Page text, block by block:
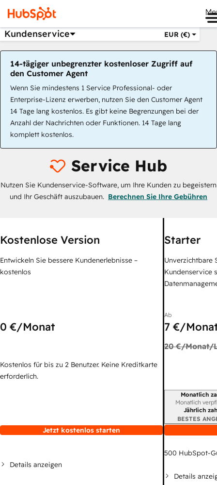
Kundenservice EUR (€)
14-tägiger unbegrenzter kostenloser Zugriff auf
den Customer Agent
Wenn Sie mindestens 1 Service Professional- oder
Enterprise-Lizenz erwerben, nutzen Sie den Customer Agent
14 Tage lang kostenlos. Es gibt keine Begrenzungen bei der
Anzahl der Nachrichten oder Funktionen. 14 Tage lang
komplett kostenlos.
Service Hub
Nutzen Sie Kundenservice-Software, um Ihre Kunden zu begeistern
und Ihr Geschäft auszubauen. Berechnen Sie Ihre Gebühren
Kostenlose Version
Entwickeln Sie bessere Kundenerlebnisse –
kostenlos
0 €/Monat
Kostenlos für bis zu 2 Benutzer. Keine Kreditkarte
erforderlich.
Jetzt kostenlos starten
Details anzeigen
Starter
Unverzichtbare
Kundenservice
Ab
7 €/
20 €/Monat/
Monatlich
Monatlich
Jährlich
BESTES
500 HubSpot-
Details